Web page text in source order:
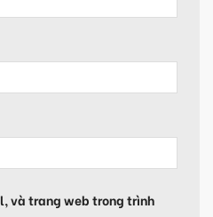
và trang web trong trình